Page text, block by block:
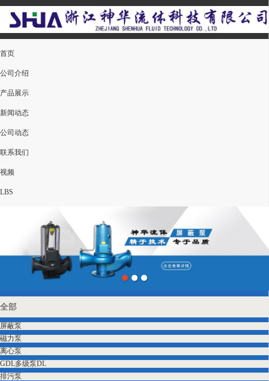
首页
公司介绍
产品展示
新闻动态
公司动态
联系我们
视频
LBS
全部
屏蔽泵
磁力泵
离心泵
GDL多级泵DL
排污泵